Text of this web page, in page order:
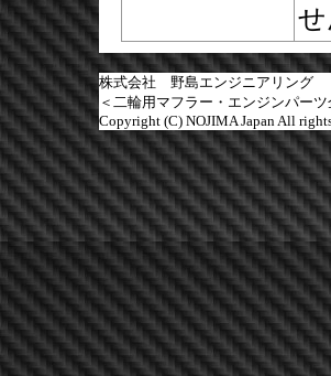
せ
株式会社 野島エンジニアリング
＜二輪用マフラー・エンジンパーツ
Copyright (C) NOJIMA Japan All